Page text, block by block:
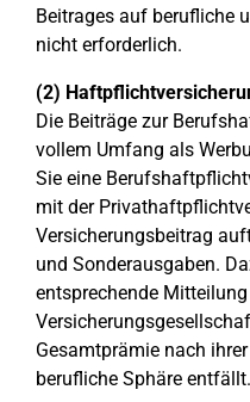
Beitrages auf berufliche
nicht erforderlich.
(2)
Die Beiträge zur
vollem Umfang als
Sie eine
mit der
Versicherungsbeitrag
und Sonderausgaben.
entsprechende
Gesamtprämie nach
berufliche Sphäre entfällt.